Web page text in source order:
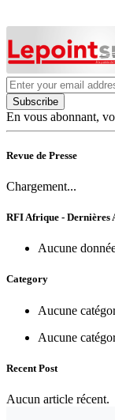
Subscribe
En vous abonnant,
Revue de Presse
Chargement...
RFI Afrique - Dernières
Aucune
Category
Aucune
Aucune
Recent Post
Aucun article récent.